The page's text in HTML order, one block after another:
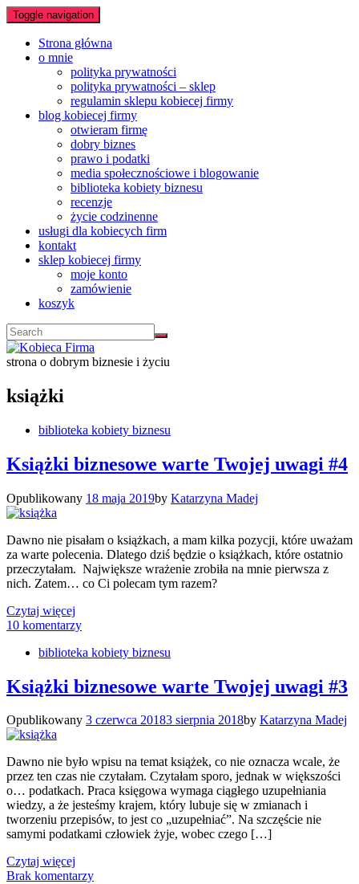
Toggle navigation
Strona główna
o mnie
polityka prywatności
polityka prywatności – sklep
regulamin sklepu kobiecej firmy
blog kobiecej firmy
otwieram firmę
dobry biznes
prawo i podatki
media społecznościowe i blogowanie
biblioteka kobiety biznesu
recenzje
życie codzinenne
usługi dla kobiecych firm
kontakt
sklep kobiecej firmy
moje konto
zamówienie
koszyk
strona o dobrym biznesie i życiu
książki
biblioteka kobiety biznesu
Książki biznesowe warte Twojej uwagi #4
Opublikowany 18 maja 2019by Katarzyna Madej
Dawno nie pisałam o książkach, a mam kilka pozycji, które uważam
za warte polecenia. Dlatego dziś będzie o książkach, które ostatnio
przeczytałam. Największe wrażenie zrobiła na mnie pierwsza z
nich. Zatem… co Ci polecam tym razem?
Czytaj więcej
10 komentarzy
biblioteka kobiety biznesu
Książki biznesowe warte Twojej uwagi #3
Opublikowany 3 czerwca 20183 sierpnia 2018by Katarzyna Madej
Dawno nie było wpisu na temat książek, co nie oznacza wcale, że
przez ten czas nie czytałam. Czytałam sporo, jednak w większości
o… podatkach. Praca księgowa wymaga ciągłego uzupełniania
wiedzy, a że jesteśmy krajem, który lubuje się w zmianach i
tworzeniu przepisów, to jest co „uzupełniać”. Na szczęście nie
samymi podatkami człowiek żyje, wobec czego […]
Czytaj więcej
Brak komentarzy